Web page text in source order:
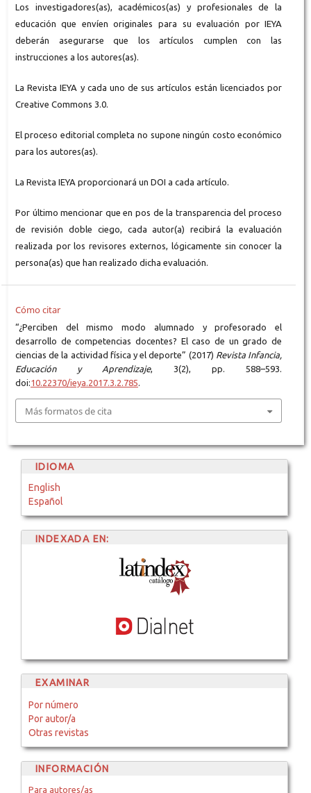
Los investigadores(as), académicos(as) y profesionales de la
educación que envíen originales para su evaluación por IEYA
deberán asegurarse que los artículos cumplen con las
instrucciones a los autores(as).
La Revista IEYA y cada uno de sus artículos están licenciados por
Creative Commons 3.0.
El proceso editorial completa no supone ningún costo económico
para los autores(as).
La Revista IEYA proporcionará un DOI a cada artículo.
Por último mencionar que en pos de la transparencia del proceso
de revisión doble ciego, cada autor(a) recibirá la evaluación
realizada por los revisores externos, lógicamente sin conocer la
persona(as) que han realizado dicha evaluación.
Cómo citar
“¿Perciben del mismo modo alumnado y profesorado el
desarrollo de competencias docentes? El caso de un grado de
ciencias de la actividad física y el deporte” (2017) Revista Infancia,
Educación y Aprendizaje, 3(2), pp. 588–593.
doi:10.22370/ieya.2017.3.2.785.
Más formatos de cita
IDIOMA
English
Español
INDEXADA EN:
EXAMINAR
Por número
Por autor/a
Otras revistas
INFORMACIÓN
Para autores/as